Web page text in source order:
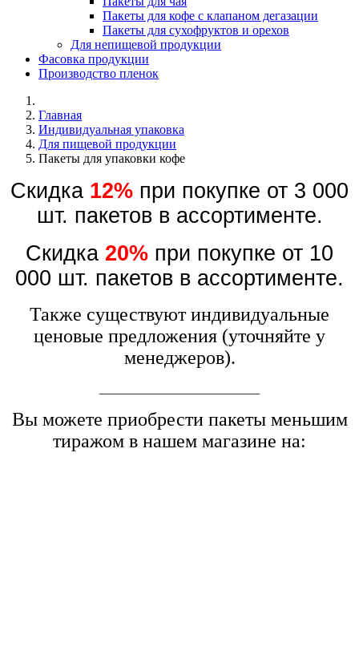
Пакеты для кофе с клапаном дегазации
Пакеты для сухофруктов и орехов
Для непищевой продукции
Фасовка продукции
Производство пленок
Главная
Индивидуальная упаковка
Для пищевой продукции
Пакеты для упаковки кофе
Скидка 12% при покупке от 3 000
шт. пакетов в ассортименте.
Скидка 20% при покупке от 10
000 шт. пакетов в ассортименте.
Также существуют индивидуальные
ценовые предложения (уточняйте у
менеджеров).
Вы можете приобрести пакеты меньшим
тиражом в нашем магазине на: